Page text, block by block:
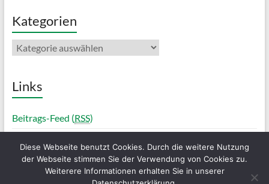
Kategorien
Kategorien
Links
Beitrags-Feed (RSS)
Copyright © 2026Halterner TC. Alle Rechte vorbehalten. ThemeSpacious
von
Diese Webseite benutzt Cookies. Durch die weitere Nutzung
der Webseite stimmen Sie der Verwendung von Cookies zu.
Weiterere Informationen erhalten Sie in unserer